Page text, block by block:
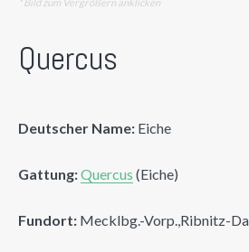
* Bild zum Vergrößern anklicken
Quercus
Deutscher Name: Eiche
Gattung:Quercus (Eiche)
Fundort: Mecklbg.-Vorp.,Ribnitz-